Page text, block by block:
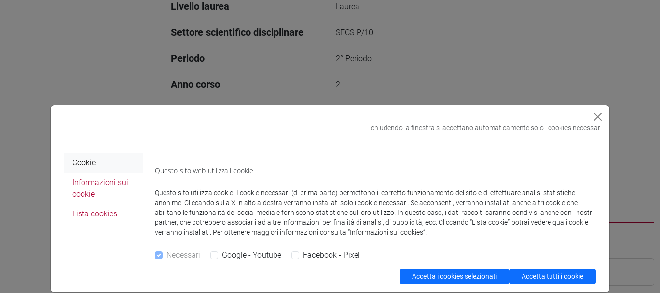
Livello laurea Laurea
Settore scientifico disciplinare SECS-P/10
Periodo 2° Periodo
Anno corso 2
Docenti e corsi di laurea Programma
chiudendo la finestra si accettano automaticamente solo i cookies necessari
Cookie
Informazioni sui
cookie
Lista cookies
Questo sito web utilizza i cookie
Questo sito utilizza cookie. I cookie necessari (di prima parte) permettono il corretto funzionamento del sito e di effettuare analisi statistiche
anonime. Cliccando sulla X in alto a destra verranno installati solo i cookie necessari. Se acconsenti, verranno installati anche altri cookie che
abilitano le funzionalità dei social media e forniscono statistiche sul loro utilizzo. In questo caso, i dati raccolti saranno condivisi anche con i nostri
partner, che potrebbero associarli ad altre informazioni per finalità di analisi, di pubblicità, ecc. Cliccando “Lista cookie” potrai vedere quali cookie
verranno installati. Per ottenere maggiori informazioni consulta “Informazioni sui cookies”.
Necessari Google - Youtube Facebook - Pixel
Accetta i cookies selezionati Accetta tutti i cookie